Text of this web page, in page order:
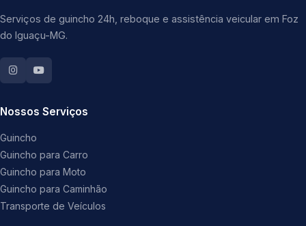
Serviços de guincho 24h, reboque e assistência veicular em Foz
do Iguaçu-MG.
Nossos Serviços
Guincho
Guincho para Carro
Guincho para Moto
Guincho para Caminhão
Transporte de Veículos